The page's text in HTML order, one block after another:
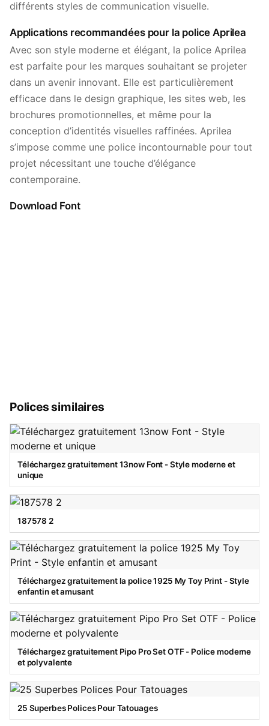
différents styles de communication visuelle.
Applications recommandées pour la police Aprilea
Avec son style moderne et élégant, la police Aprilea
est parfaite pour les marques souhaitant se projeter
dans un avenir innovant. Elle est particulièrement
efficace dans le design graphique, les sites web, les
brochures promotionnelles, et même pour la
conception d’identités visuelles raffinées. Aprilea
s’impose comme une police incontournable pour tout
projet nécessitant une touche d’élégance
contemporaine.
Download Font
Polices similaires
Téléchargez gratuitement 13now Font - Style moderne et
unique
187578 2
Téléchargez gratuitement la police 1925 My Toy Print - Style
enfantin et amusant
Téléchargez gratuitement Pipo Pro Set OTF - Police moderne
et polyvalente
25 Superbes Polices Pour Tatouages